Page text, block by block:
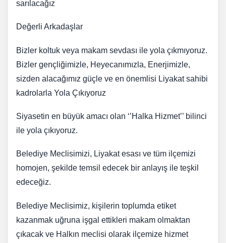
sarılacağız
Değerli Arkadaşlar
Bizler koltuk veya makam sevdası ile yola çıkmıyoruz.
Bizler gençliğimizle, Heyecanımızla, Enerjimizle,
sizden alacağımız güçle ve en önemlisi Liyakat sahibi
kadrolarla Yola Çıkıyoruz
​Siyasetin en büyük amacı olan ‘’Halka Hizmet’’ bilinci
ile yola çıkıyoruz.
Belediye Meclisimizi, Liyakat esası ve tüm ilçemizi
homojen, şekilde temsil edecek bir anlayış ile teşkil
edeceğiz.
​Belediye Meclisimiz, kişilerin toplumda etiket
kazanmak uğruna işgal ettikleri makam olmaktan
çıkacak ve Halkın meclisi olarak ilçemize hizmet